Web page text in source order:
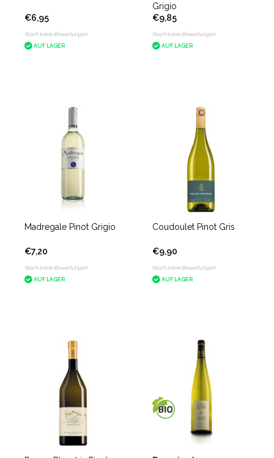
€6,95
Noch keine Bewertungen
AUF LAGER
Grigio
€9,85
Noch keine Bewertungen
AUF LAGER
Madregale Pinot Grigio
€7,20
Noch keine Bewertungen
AUF LAGER
Coudoulet Pinot Gris
€9,90
Noch keine Bewertungen
AUF LAGER